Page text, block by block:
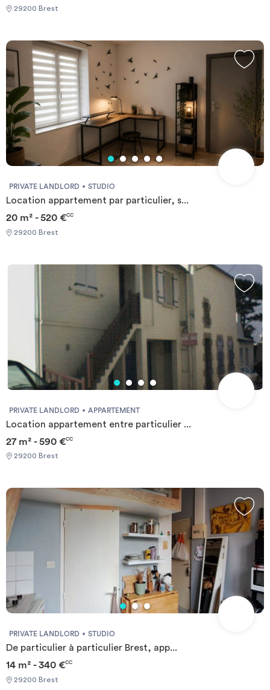
29200 Brest
PRIVATE LANDLORD STUDIO
Location appartement par particulier, s...
20 m² - 520 €CC
29200 Brest
PRIVATE LANDLORD APPARTEMENT
Location appartement entre particulier ...
27 m² - 590 €CC
29200 Brest
PRIVATE LANDLORD STUDIO
De particulier à particulier Brest, app...
14 m² - 340 €CC
29200 Brest